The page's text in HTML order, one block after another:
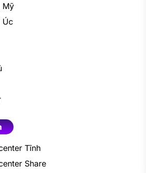
Mỹ
Úc
Tĩnh
Share